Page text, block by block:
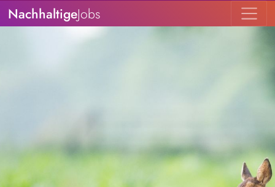
NachhaltigeJobs